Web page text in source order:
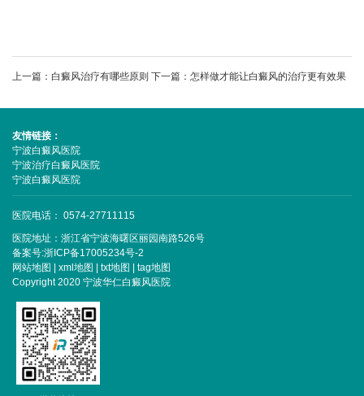
上一篇： 白癜风治疗有哪些原则 下一篇： 怎样做才能让白癜风的治疗更有效果
友情链接：
宁波白癜风医院
宁波治疗白癜风医院
宁波白癜风医院
医院电话： 0574-27711115
医院地址：浙江省宁波海曙区丽园南路526号
备案号:浙ICP备17005234号-2
网站地图 | xml地图 | txt地图 | tag地图
Copyright 2020 宁波华仁白癜风医院